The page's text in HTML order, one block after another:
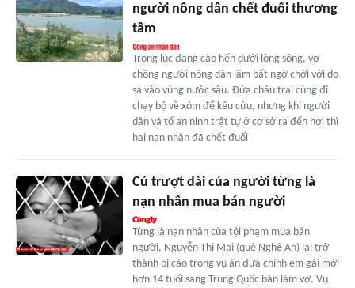
người nông dân chết đuối thương
tâm
Trong lúc đang cào hến dưới lòng sông, vợ
chồng người nông dân lâm bất ngờ chới với do
sa vào vùng nước sâu. Đứa cháu trai cùng đi
chạy bộ về xóm để kêu cứu, nhưng khi người
dân và tổ an ninh trật tự ở cơ sở ra đến nơi thì
hai nạn nhân đã chết đuối
Cú trượt dài của người từng là
nạn nhân mua bán người
Từng là nạn nhân của tội phạm mua bán
người, Nguyễn Thị Mai (quê Nghệ An) lại trở
thành bị cáo trong vụ án đưa chính em gái mới
hơn 14 tuổi sang Trung Quốc bán làm vợ. Vụ